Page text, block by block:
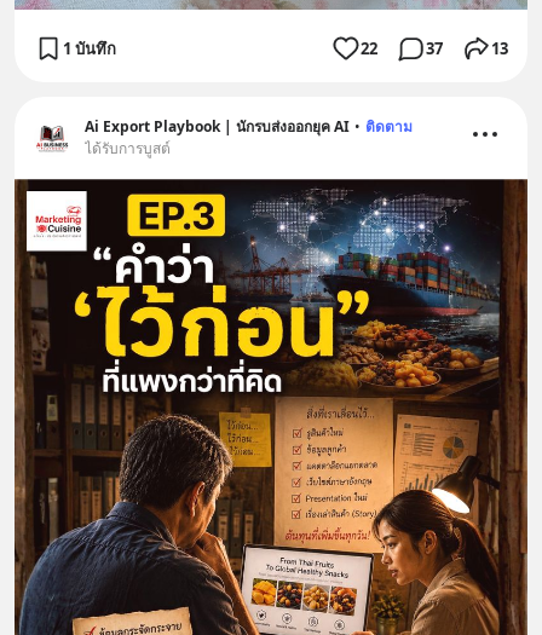
1 บันทึก 22 37 13
Ai Export Playbook | นักรบส่งออกยุค AI • ติดตาม
ได้รับการบูสต์